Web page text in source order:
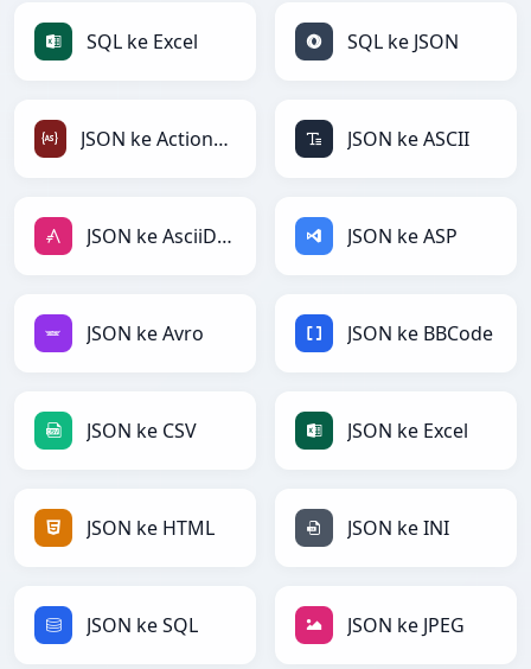
SQL ke Excel SQL ke JSON
JSON ke ActionScript JSON ke ASCII
JSON ke AsciiDoc JSON ke ASP
JSON ke Avro JSON ke BBCode
JSON ke CSV JSON ke Excel
JSON ke HTML JSON ke INI
JSON ke SQL JSON ke JPEG